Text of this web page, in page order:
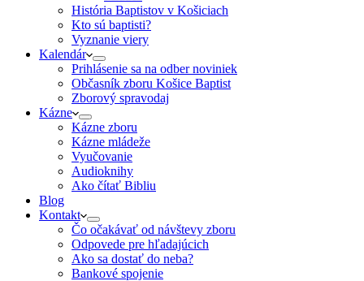
História Baptistov v Košiciach
Kto sú baptisti?
Vyznanie viery
Kalendár
Prihlásenie sa na odber noviniek
Občasník zboru Košice Baptist
Zborový spravodaj
Kázne
Kázne zboru
Kázne mládeže
Vyučovanie
Audioknihy
Ako čítať Bibliu
Blog
Kontakt
Čo očakávať od návštevy zboru
Odpovede pre hľadajúcich
Ako sa dostať do neba?
Bankové spojenie